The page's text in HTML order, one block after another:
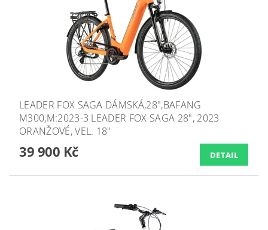
LEADER FOX SAGA DÁMSKÁ,28",BAFANG
M300,M:2023-3 LEADER FOX SAGA 28", 2023
ORANŽOVÉ, VEL. 18"
39 900 Kč DETAIL